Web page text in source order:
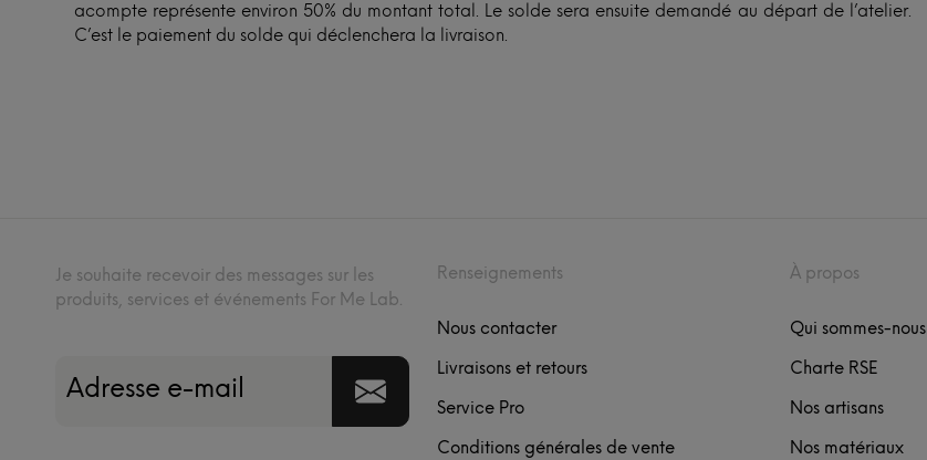
acompte représente environ 50% du montant total. Le solde sera ensuite demandé au départ de l’atelier.
C’est le paiement du solde qui déclenchera la livraison.
Je souhaite recevoir des messages sur les
produits, services et événements For Me Lab.
Renseignements
Nous contacter
Livraisons et retours
Service Pro
Conditions générales de vente
À propos
Qui sommes-nous
Charte RSE
Nos artisans
Nos matériaux